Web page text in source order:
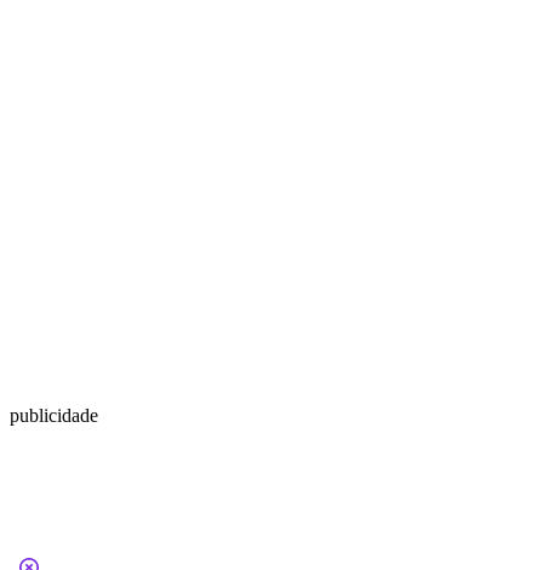
publicidade